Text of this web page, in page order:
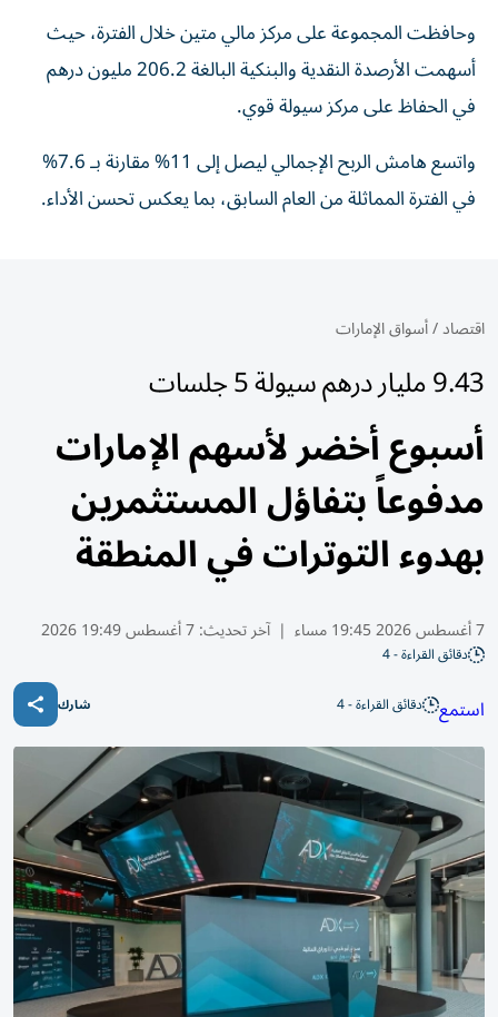
وحافظت المجموعة على مركز مالي متين خلال الفترة، حيث
أسهمت الأرصدة النقدية والبنكية البالغة 206.2 مليون درهم
في الحفاظ على مركز سيولة قوي.
واتسع هامش الربح الإجمالي ليصل إلى 11% مقارنة بـ 7.6%
في الفترة المماثلة من العام السابق، بما يعكس تحسن الأداء.
اقتصاد/أسواق الإمارات
9.43 مليار درهم سيولة 5 جلسات
أسبوع أخضر لأسهم الإمارات
مدفوعاً بتفاؤل المستثمرين
بهدوء التوترات في المنطقة
7 أغسطس 2026 19:45 مساء | آخر تحديث:7 أغسطس 19:49 2026
دقائق القراءة - 4
استمع دقائق القراءة - 4 شارك